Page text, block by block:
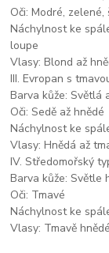
Oči: Modré, zelené,
Náchylnost ke
loupe
Vlasy: Blond až
III. Evropan s
Barva kůže: Světlá
Oči: Sedě až hnědé
Náchylnost ke
Vlasy: Hnědá až
IV. Středomořský
Barva kůže: Světle
Oči: Tmavé
Náchylnost ke
Vlasy: Tmavě hnědé